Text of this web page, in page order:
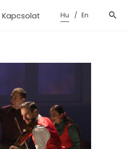
Kapcsolat Hu En